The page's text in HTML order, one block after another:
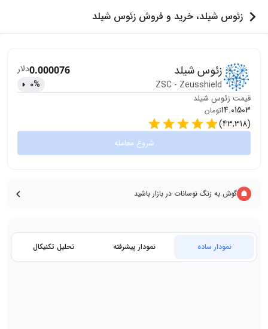
زئوس شیلد، خرید و فروش زئوس شیلد
زئوس شیلد
ZSC - Zeusshield
0.000076دلار
0%
قیمت زئوس شیلد
14.01503تومان
(
43,318
)
شروع معامله
گوش به زنگ نوسانات در بازار باشید
نمودار ساده نمودار پیشرفته تحلیل تکنیکال